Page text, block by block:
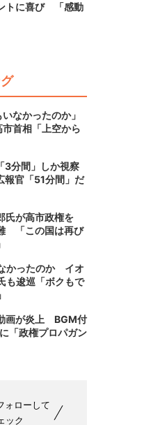
トに喜び 「感動
なかったのか」
首相「上空から
3分間」しか視察
官「51分間」だ
氏が高市政権を
「この国は再び
かったのか イオ
も逡巡「ボクもで
画が炎上 BGM付
「政権プロパガン
ォローして
ック